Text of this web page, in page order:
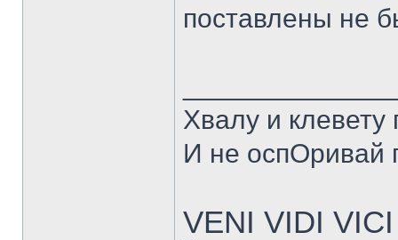
поставлены не
Хвалу и
И не оспОривай
VENI VIDI VICI